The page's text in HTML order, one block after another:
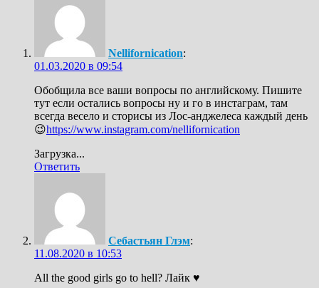
Nellifornication:
01.03.2020 в 09:54
Обобщила все ваши вопросы по английскому. Пишите
тут если остались вопросы ну и го в инстаграм, там
всегда весело и сторисы из Лос-анджелеса каждый день
😉https://www.instagram.com/nellifornication
Загрузка...
Ответить
Себастьян Глэм:
11.08.2020 в 10:53
All the good girls go to hell? Лайк ♥️